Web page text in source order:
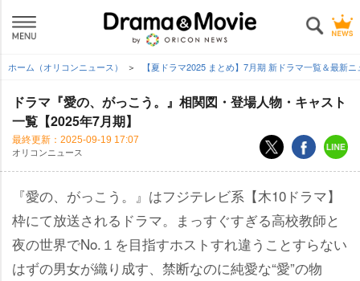
ホーム（オリコンニュース） 【夏ドラマ2025 まとめ】7月期 新ドラマ一覧＆最新
ドラマ『愛の、がっこう。』相関図・登場人物・キャスト
一覧【2025年7月期】
最終更新： 2025-09-19 17:07
オリコンニュース
『愛の、がっこう。』はフジテレビ系【木10ドラマ】
枠にて放送されるドラマ。まっすぐすぎる高校教師と
夜の世界でNo.１を目指すホストすれ違うことすらない
はずの男女が織り成す、禁断なのに純愛な“愛”の物